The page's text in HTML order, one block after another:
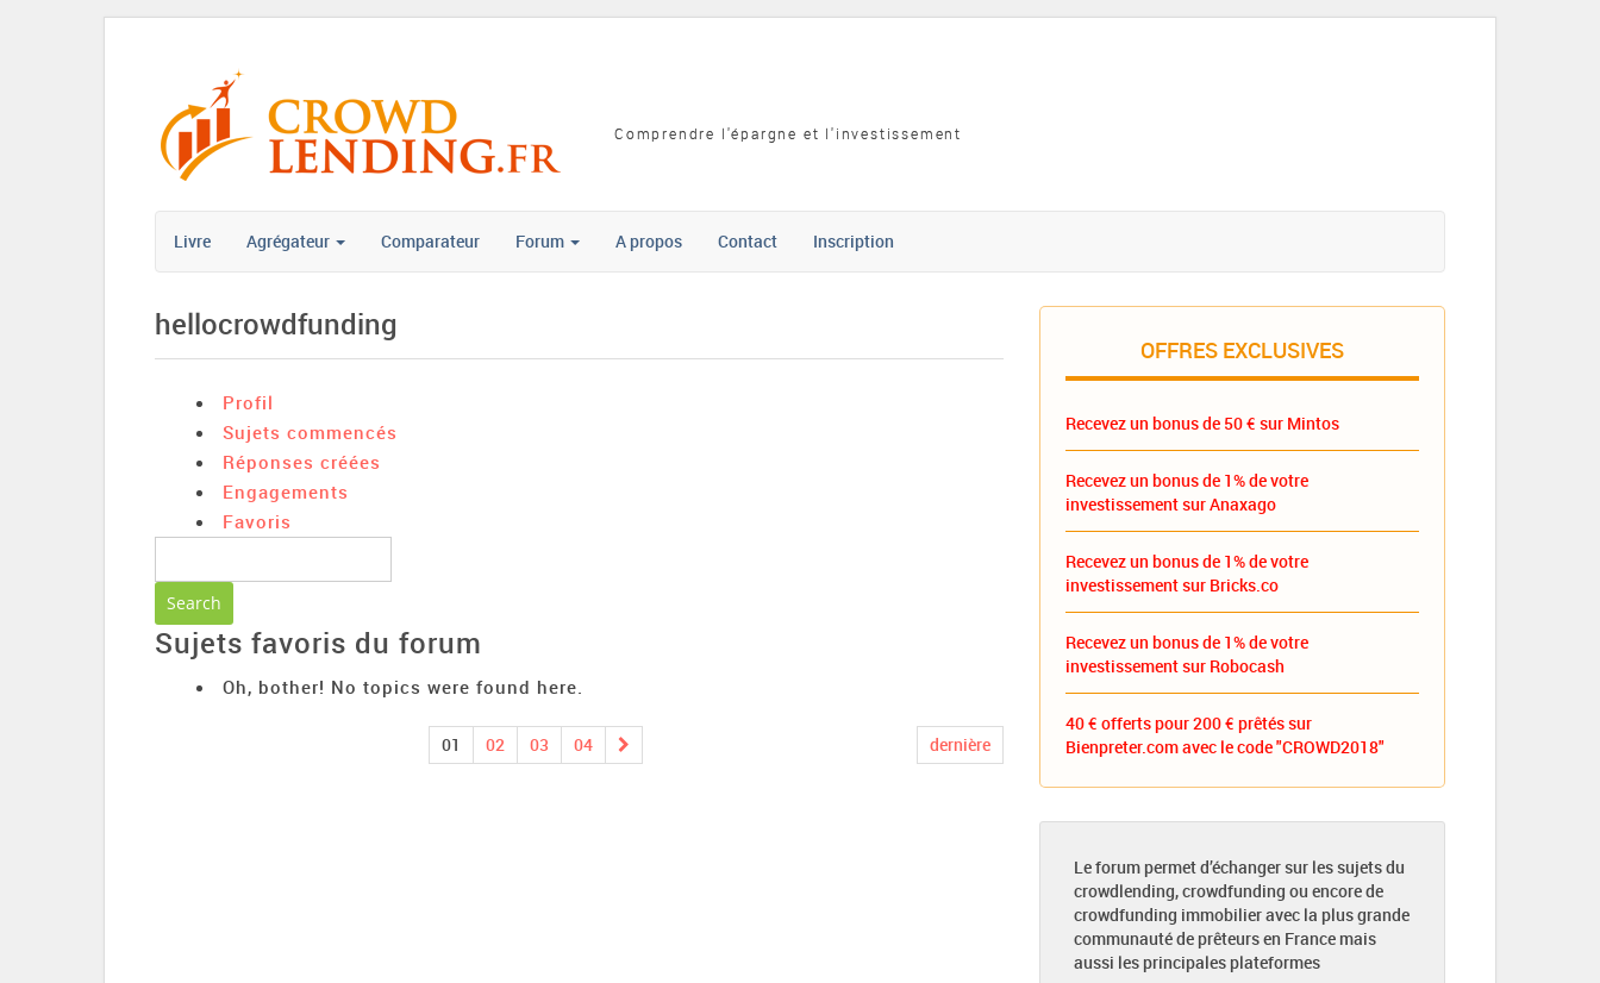
Comprendre l'épargne et l'investissement
Livre Agrégateur Comparateur Forum A propos Contact Inscription
hellocrowdfunding
Profil
Sujets commencés
Réponses créées
Engagements
Favoris
Sujets favoris du forum
Oh, bother! No topics were found here.
01 02 03 04 dernière
OFFRES EXCLUSIVES
Recevez un bonus de 50 € sur Mintos
Recevez un bonus de 1% de votre
investissement sur Anaxago
Recevez un bonus de 1% de votre
investissement sur Bricks.co
Recevez un bonus de 1% de votre
investissement sur Robocash
40 € offerts pour 200 € prêtés sur
Bienpreter.com avec le code "CROWD2018"
Le forum permet d’échanger sur les sujets du
crowdlending, crowdfunding ou encore de
crowdfunding immobilier avec la plus grande
communauté de prêteurs en France mais
aussi les principales plateformes